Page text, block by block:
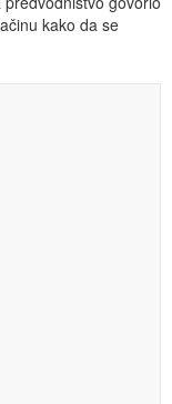
kako da se